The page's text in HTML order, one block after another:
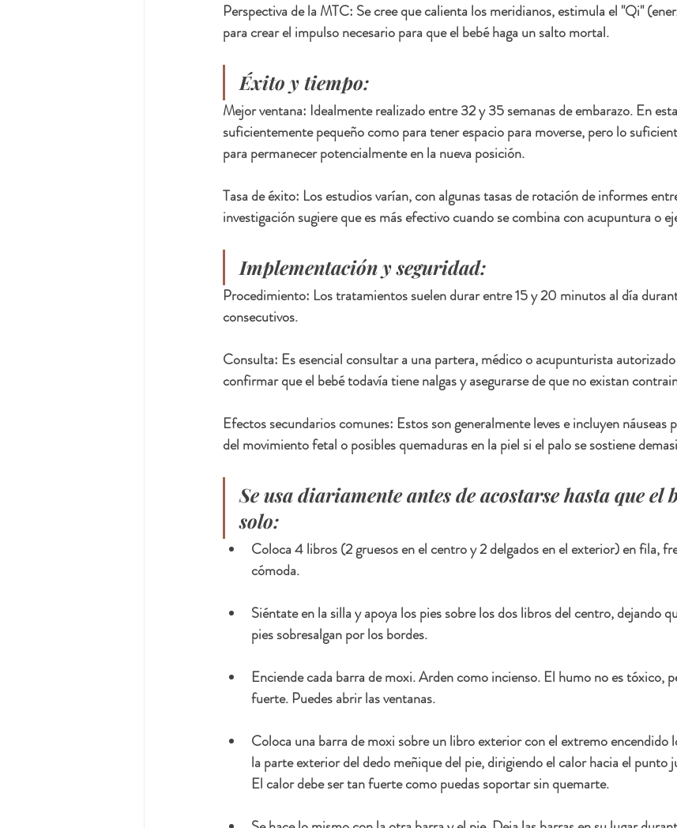
Perspectiva de la MTC: Se cree que calienta los meridianos, estimula el "Qi"
para crear el impulso necesario para que el bebé haga un salto mortal.
Éxito y tiempo:
Mejor ventana: Idealmente realizado entre 32 y 35 semanas de embarazo. En
suficientemente pequeño como para tener espacio para moverse, pero lo
para permanecer potencialmente en la nueva posición.
Tasa de éxito: Los estudios varían, con algunas tasas de rotación de informes
investigación sugiere que es más efectivo cuando se combina con acupuntura o
Implementación y seguridad:
Procedimiento: Los tratamientos suelen durar entre 15 y 20 minutos al día
consecutivos.
Consulta: Es esencial consultar a una partera, médico o acupunturista
confirmar que el bebé todavía tiene nalgas y asegurarse de que no existan
Efectos secundarios comunes: Estos son generalmente leves e incluyen náuseas
del movimiento fetal o posibles quemaduras en la piel si el palo se sostiene
Se usa diariamente antes de acostarse hasta que el
solo:
Coloca 4 libros (2 gruesos en el centro y 2 delgados en el exterior) en fila,
cómoda.
Siéntate en la silla y apoya los pies sobre los dos libros del centro, dejando
pies sobresalgan por los bordes.
Enciende cada barra de moxi. Arden como incienso. El humo no es tóxico,
fuerte. Puedes abrir las ventanas.
Coloca una barra de moxi sobre un libro exterior con el extremo encendido
la parte exterior del dedo meñique del pie, dirigiendo el calor hacia el punto
El calor debe ser tan fuerte como puedas soportar sin quemarte.